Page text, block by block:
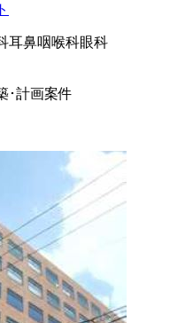
耳鼻咽喉科眼科
･計画案件